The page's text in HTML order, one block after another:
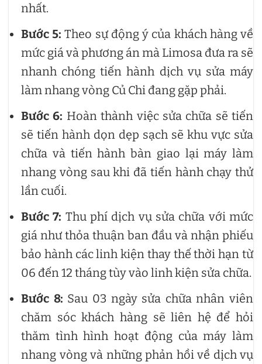
nhất.
Bước 5:Theo sự động ý của khách hàng về
mức giá và phương án mà Limosa đưa ra sẽ
nhanh chóng tiến hành dịch vụ sửa máy
làm nhang vòng Củ Chi đang gặp phải.
Bước 6: Hoàn thành việc sửa chữa sẽ tiến
sẽ tiến hành dọn dẹp sạch sẽ khu vực sửa
chữa và tiến hành bàn giao lại máy làm
nhang vòng sau khi đã tiến hành chạy thử
lần cuối.
Bước 7: Thu phí dịch vụ sửa chữa với mức
giá như thỏa thuận ban đầu và nhận phiếu
bảo hành các linh kiện thay thế thời hạn từ
06 đến 12 tháng tùy vào linh kiện sửa chữa.
Bước 8: Sau 03 ngày sửa chữa nhân viên
chăm sóc khách hàng sẽ liên hệ để hỏi
thăm tình hình hoạt động của máy làm
nhang vòng và những phản hồi về dịch vụ